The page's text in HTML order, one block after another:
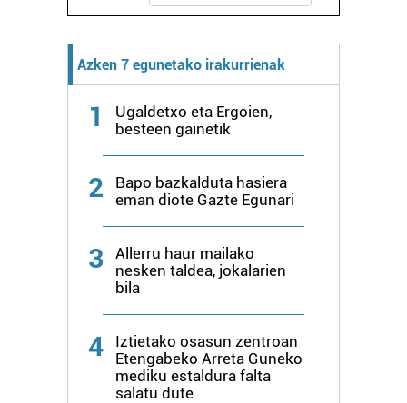
Azken 7 egunetako irakurrienak
1
Ugaldetxo eta Ergoien,
besteen gainetik
2
Bapo bazkalduta hasiera
eman diote Gazte Egunari
3
Allerru haur mailako
nesken taldea, jokalarien
bila
4
Iztietako osasun zentroan
Etengabeko Arreta Guneko
mediku estaldura falta
salatu dute